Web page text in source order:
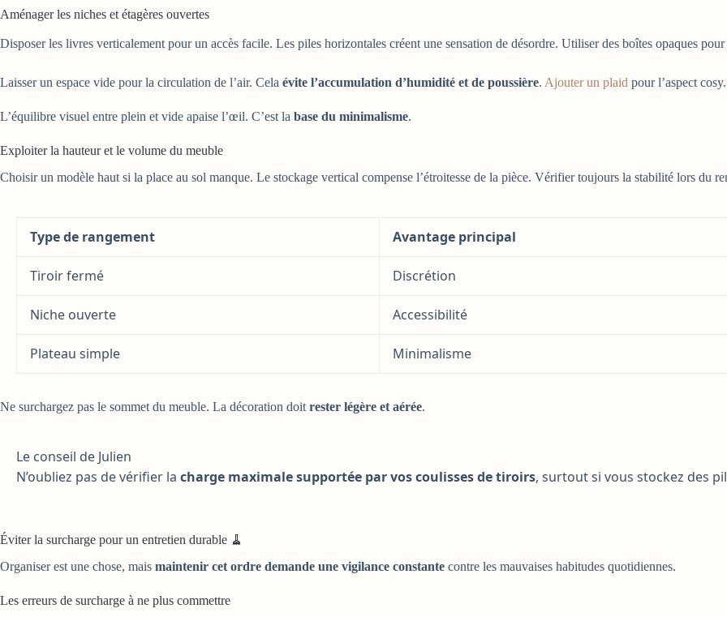
Aménager les niches et étagères ouvertes
Disposer les livres verticalement pour un accès facile. Les piles horizontales créent une sensation de désordre. Utiliser des boîtes opaques
Laisser un espace vide pour la circulation de l’air. Cela évite l’accumulation d’humidité et de poussière. Ajouter un plaid pour l’aspect
L’équilibre visuel entre plein et vide apaise l’œil. C’est la base du minimalisme.
Exploiter la hauteur et le volume du meuble
Choisir un modèle haut si la place au sol manque. Le stockage vertical compense l’étroitesse de la pièce. Vérifier toujours la stabilité lors du
Type de rangement Avantage principal
Tiroir fermé Discrétion
Niche ouverte Accessibilité
Plateau simple Minimalisme
Ne surchargez pas le sommet du meuble. La décoration doit rester légère et aérée.
Le conseil de Julien
N’oubliez pas de vérifier la charge maximale supportée par vos coulisses de tiroirs, surtout si vous stockez des
Éviter la surcharge pour un entretien durable 🧹
Organiser est une chose, mais maintenir cet ordre demande une vigilance constante contre les mauvaises habitudes quotidiennes.
Les erreurs de surcharge à ne plus commettre